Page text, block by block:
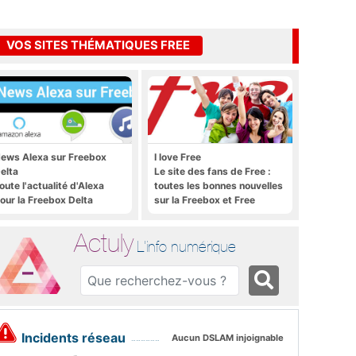
VOS SITES THÉMATIQUES FREE
Alexa sur Freebox
l'actualité d'Alexa
la Freebox Delta
I love Free
Le site des fans de Free :
toutes les bonnes nouvelles
sur la Freebox et Free
Actuly L'info numérique
Incidents réseau Aucun DSLAM injoignable